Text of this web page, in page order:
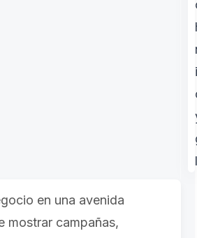
en una avenida
mostrar campañas,